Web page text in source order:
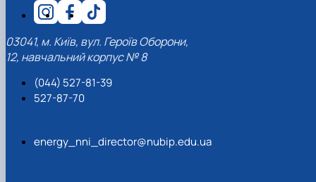
03041, м. Київ, вул. Героїв Оборони,
12, навчальний корпус № 8
(044) 527-81-39
527-87-70
energy_nni_director@nubip.edu.ua